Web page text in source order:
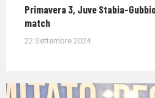
Primavera 3, Juve Stabia-
match
22 Settembre 2024